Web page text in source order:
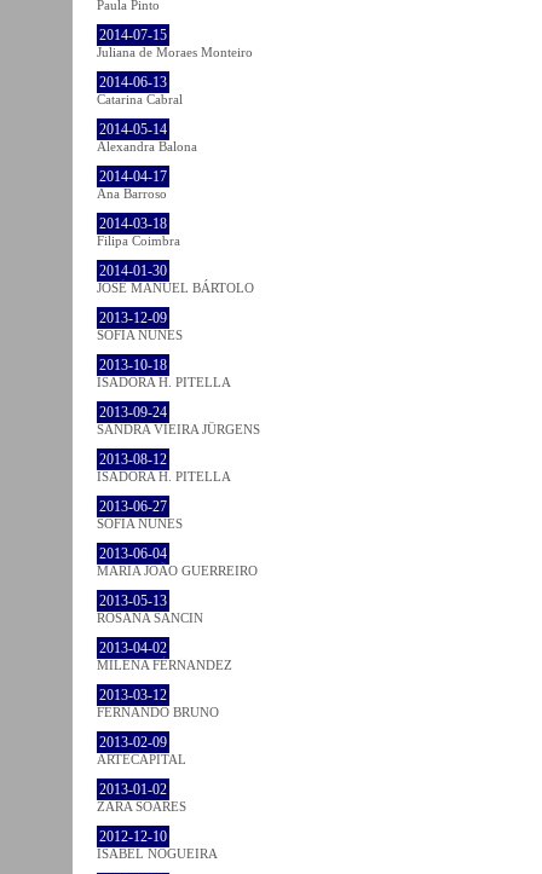
Paula Pinto
2014-07-15
Juliana de Moraes Monteiro
2014-06-13
Catarina Cabral
2014-05-14
Alexandra Balona
2014-04-17
Ana Barroso
2014-03-18
Filipa Coimbra
2014-01-30
JOSÉ MANUEL BÁRTOLO
2013-12-09
SOFIA NUNES
2013-10-18
ISADORA H. PITELLA
2013-09-24
SANDRA VIEIRA JÜRGENS
2013-08-12
ISADORA H. PITELLA
2013-06-27
SOFIA NUNES
2013-06-04
MARIA JOÃO GUERREIRO
2013-05-13
ROSANA SANCIN
2013-04-02
MILENA FÉRNANDEZ
2013-03-12
FERNANDO BRUNO
2013-02-09
ARTECAPITAL
2013-01-02
ZARA SOARES
2012-12-10
ISABEL NOGUEIRA